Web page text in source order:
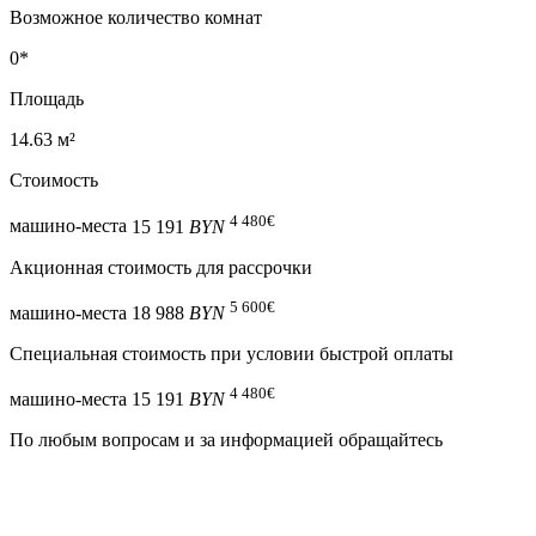
Возможное количество комнат
0*
Площадь
14.63 м²
Стоимость
машино-места 15 191 BYN 4 480€
Акционная стоимость для рассрочки
машино-места 18 988 BYN 5 600€
Специальная cтоимость при условии быстрой оплаты
машино-места 15 191 BYN 4 480€
По любым вопросам и за информацией обращайтесь